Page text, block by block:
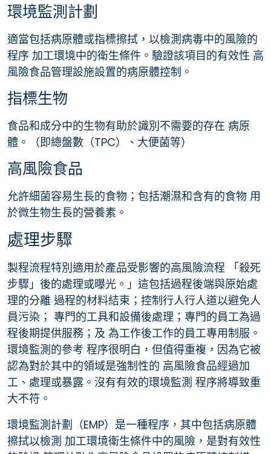
環境監測計劃
適當包括病原體或指標擦拭，以檢測病毒中的風險的
程序 加工環境中的衛生條件。驗證該項目的有效性 高
風險食品管理設施設置的病原體控制。
指標生物
食品和成分中的生物有助於識別不需要的存在 病原
體。（即總盤數（TPC）、大便菌等）
高風險食品
允許細菌容易生長的食物；包括潮濕和含有的食物 用
於微生物生長的營養素。
處理步驟
製程流程特別適用於產品受影響的高風險流程 「殺死
步驟」後的處理或曝光。」這包括過程後端與原始處
理的分離 過程的材料結束；控制行人行人道以避免人
員污染； 專門的工具和設備後處理；專門的員工為過
程後期提供服務；及 為工作後工作的員工專用制服。
環境監測的參考 程序很明白，但值得重複，因為它被
認為對於其中的領域是強制性的 高風險食品經過加
工、處理或暴露。沒有有效的環境監測 程序將導致重
大不符。
環境監測計劃（EMP）是一種程序，其中包括病原體
擦拭以檢測 加工環境衛生條件中的風險，是對有效性